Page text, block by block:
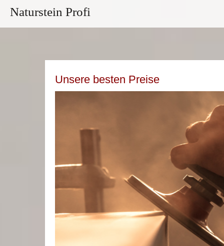
Naturstein Profi
Unsere besten Preise